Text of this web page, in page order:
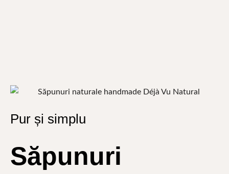
Pur și simplu
Săpunuri